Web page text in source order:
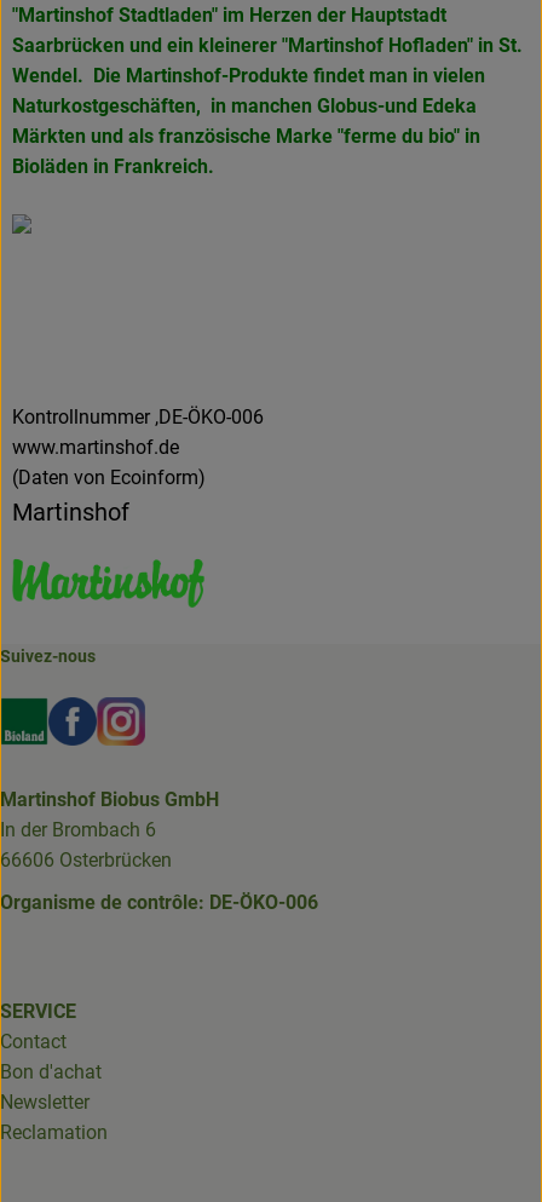
"Martinshof Stadtladen" im Herzen der Hauptstadt
Saarbrücken und ein kleinerer "Martinshof Hofladen" in St.
Wendel. Die Martinshof-Produkte findet man in vielen
Naturkostgeschäften, in manchen Globus-und Edeka
Märkten und als französische Marke "ferme du bio" in
Bioläden in Frankreich.
Kontrollnummer ,DE-ÖKO-006
www.martinshof.de
(Daten von Ecoinform)
Martinshof
Suivez-nous
Externer Link zu https://www.bioland.de/verbraucher
Externer Link zu https://www.facebook.com/
Externer Link zu https://www.instagram.com/
Martinshof Biobus GmbH
In der Brombach 6
66606 Osterbrücken
Organisme de contrôle: DE-ÖKO-006
SERVICE
Contact
Bon d'achat
Newsletter
Reclamation